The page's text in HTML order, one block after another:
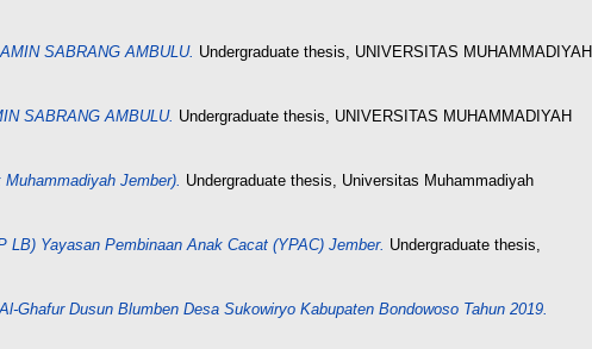
SABRANG AMBULU. Undergraduate thesis, UNIVERSITAS MUHAMMADIYAH
SABRANG AMBULU. Undergraduate thesis, UNIVERSITAS MUHAMMADIYAH
Jember). Undergraduate thesis, Universitas Muhammadiyah
LB) Yayasan Pembinaan Anak Cacat (YPAC) Jember. Undergraduate thesis,
Dusun Blumben Desa Sukowiryo Kabupaten Bondowoso Tahun 2019.